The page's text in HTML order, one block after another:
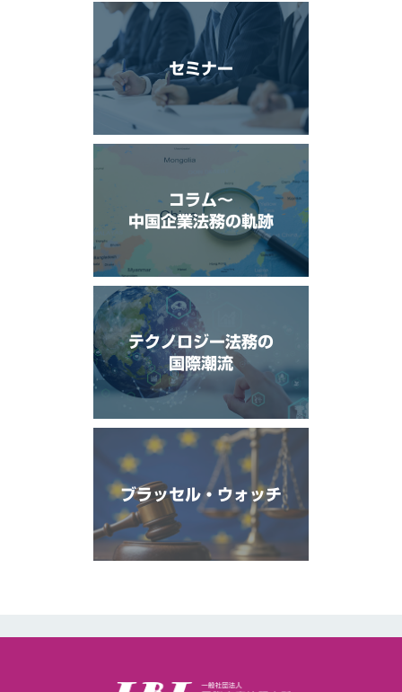
セミナー
コラム〜
中国企業法務の軌跡
テクノロジー法務の
国際潮流
ブラッセル・ウォッチ